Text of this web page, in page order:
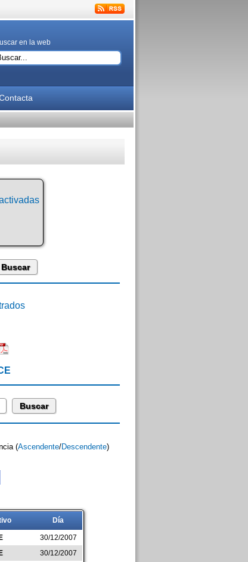
en la web
(Ascendente/Descendente)
Día
30/12/2007
30/12/2007